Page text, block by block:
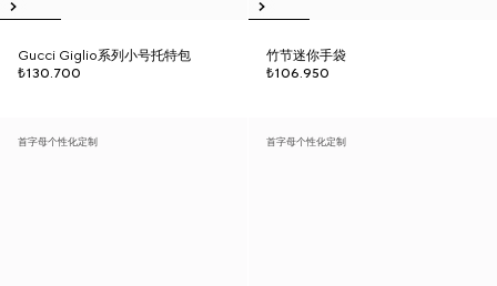
Gucci Giglio系列小号托特包
₺130.700
竹节迷你手袋
₺106.950
首字母个性化定制 首字母个性化定制